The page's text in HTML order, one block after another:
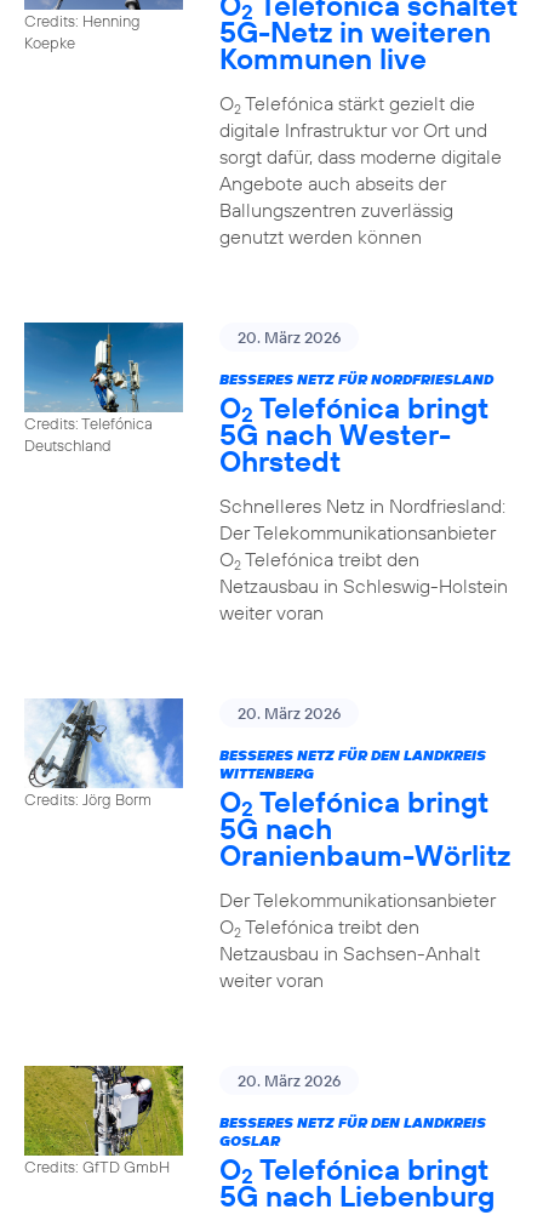
Credits: Henning
Koepke
2
5G-Netz in weiteren
Kommunen live
O2Telefónica stärkt gezielt die
digitale Infrastruktur vor Ort und
sorgt dafür, dass moderne digitale
Angebote auch abseits der
Ballungszentren zuverlässig
genutzt werden können
Credits: Telefónica
Deutschland
20. März 2026
BESSERES NETZ FÜR NORDFRIESLAND
O2 Telefónica bringt
5G nach Wester-
Ohrstedt
Schnelleres Netz in Nordfriesland:
Der Telekommunikationsanbieter
O2Telefónica treibt den
Netzausbau in Schleswig-Holstein
weiter voran
Credits: Jörg Borm
20. März 2026
BESSERES NETZ FÜR DEN LANDKREIS
WITTENBERG
O2 Telefónica bringt
5G nach
Oranienbaum-Wörlitz
Der Telekommunikationsanbieter
O2Telefónica treibt den
Netzausbau in Sachsen-Anhalt
weiter voran
Credits: GfTD GmbH
20. März 2026
BESSERES NETZ FÜR DEN LANDKREIS
GOSLAR
O2 Telefónica bringt
5G nach Liebenburg